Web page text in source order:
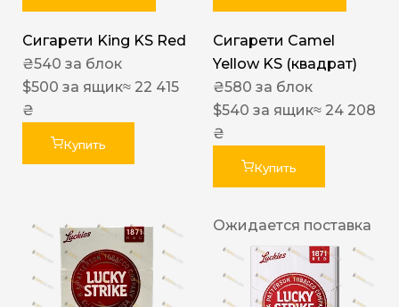
Сигарети King KS Red
₴540 за блок
$500 за ящик≈ 22 415
₴
Купить
Сигарети Camel
Yellow KS (квадрат)
₴580 за блок
$540 за ящик≈ 24 208
₴
Купить
Ожидается поставка